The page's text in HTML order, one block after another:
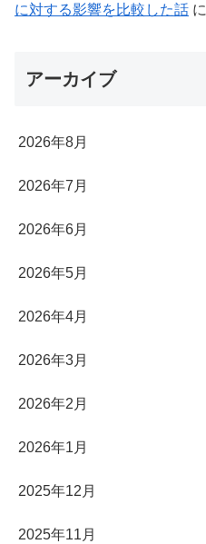
に対する影響を比較した話 に
アーカイブ
2026年8月
2026年7月
2026年6月
2026年5月
2026年4月
2026年3月
2026年2月
2026年1月
2025年12月
2025年11月